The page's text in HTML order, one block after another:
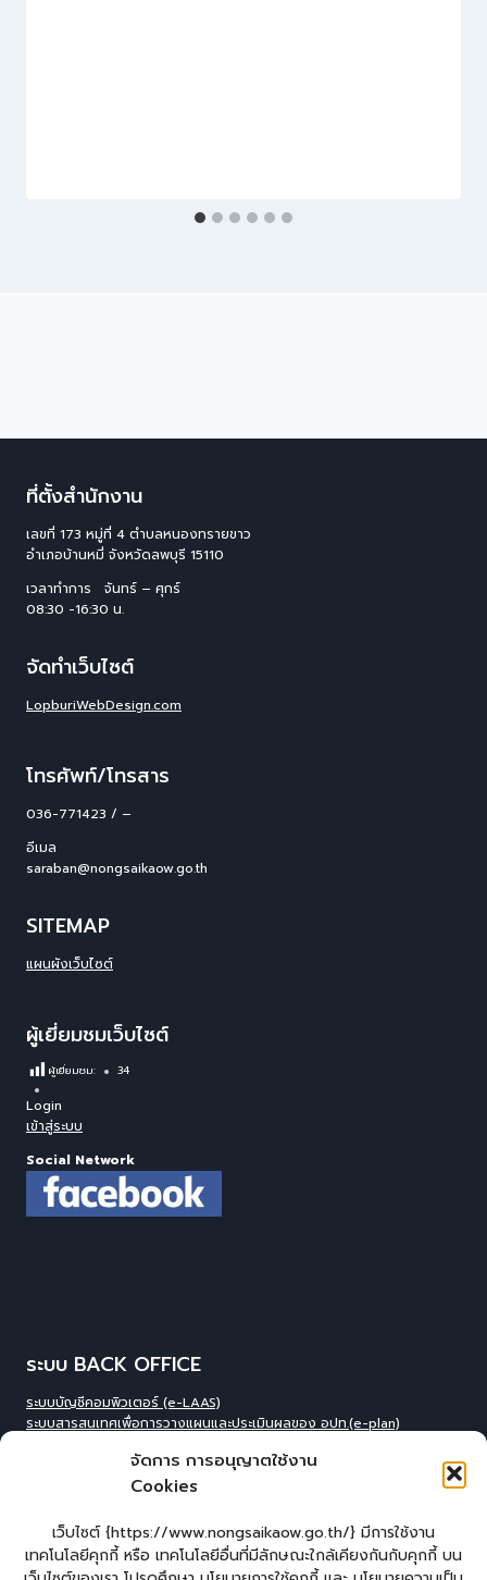
จัดการ การอนุญาตใช้งาน
Cookies
เว็บไซต์ {https://www.nongsaikaow.go.th/} มีการใช้งาน
เทคโนโลยีคุกกี้ หรือ เทคโนโลยีอื่นที่มีลักษณะใกล้เคียงกันกับคุกกี้ บน
ที่ตั้งสำนักงาน
เลขที่ 173 หมู่ที่ 4 ตําบลหนองทรายขาว
อําเภอบ้านหมี่ จังหวัดลพบุรี 15110
เวลาทำการ จันทร์ – ศุกร์
08:30 -16:30 น.
จัดทำเว็บไซต์
LopburiWebDesign.com
โทรศัพท์/โทรสาร
036-771423 / –
อีเมล
saraban@nongsaikaow.go.th
SITEMAP
แผนผังเว็บไซต์
ผู้เยี่ยมชมเว็บไซต์
ผู้เยี่ยมชม: 34
Login
เข้าสู่ระบบ
Social Network
ระบบ BACK OFFICE
ระบบบัญชีคอมพิวเตอร์ (e-LAAS)
ระบบสารสนเทศเพื่อการวางแผนและประเมินผลของ อปท.(e-plan)
ระบบข้อมูลบุคลากรองค์กร(IHR)
ระบบสารสนเทศข้อมูล competincy ของบุคลากรทุกตำแหน่ง (กรอบอัตรา
ระบบสารสนเทศการจัดการฐานข้อมูลเบี้ยยังชีพขององค์กร
ปกครอง(welfare)
ระบบสารสนเทศทางการศีกษาท้องถิ่น(Lec)